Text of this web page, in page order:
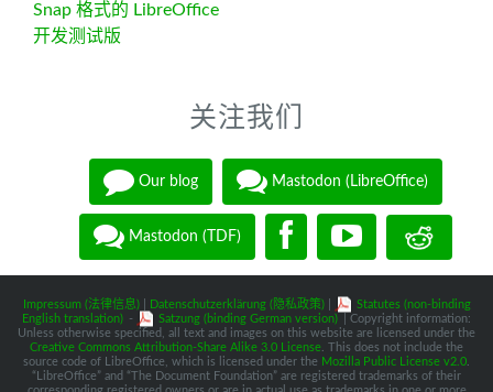
Snap 格式的 LibreOffice
开发测试版
关注我们
Our blog Mastodon (LibreOffice)
Mastodon (TDF)
Impressum (法律信息)| Datenschutzerklärung (隐私政策)|
Statutes (non-binding
English translation) - Satzung (binding German version)
| Copyright information:
Unless otherwise specified, all text and images on this website are licensed under the
Creative Commons Attribution-Share Alike 3.0 License . This does not include the
source code of LibreOffice, which is licensed under the Mozilla Public License v2.0
“LibreOffice” and “The Document Foundation” are registered trademarks of their